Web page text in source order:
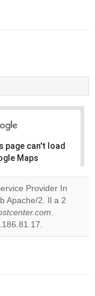
page can't load
Maps
you
this
OK
Provider In
Apache/2. Il a 2
.